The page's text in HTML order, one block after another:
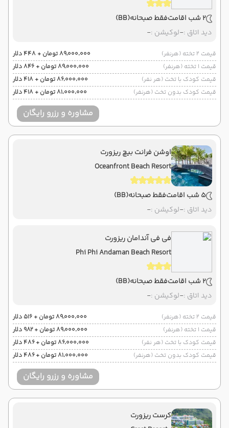
2 شب اقامت فقط صبحانه(BB)
دید اتاق :-لوکیشن :-
قیمت 2 تخته (هرنفر)
۸۹٬۰۰۰٬۰۰۰ تومان + ۴۴۸ دلار
قیمت 1 تخته (هرنفر)
۸۹٬۰۰۰٬۰۰۰ تومان + ۸۴۶ دلار
قیمت کودک با تخت (هر نفر)
۸۶٬۰۰۰٬۰۰۰ تومان + ۴۱۸ دلار
قیمت کودک بدون تخت (هرنفر)
۸۱٬۰۰۰٬۰۰۰ تومان + ۴۱۸ دلار
مشاوره و رزرو رایگان
اوشن فرانت بیچ ریزورت
Oceanfront Beach Resort
5 شب اقامت فقط صبحانه(BB)
دید اتاق :-لوکیشن :-
فی فی آندامان ریزورت
Phi Phi Andaman Beach Resort
2 شب اقامت فقط صبحانه(BB)
دید اتاق :-لوکیشن :-
قیمت 2 تخته (هرنفر)
۸۹٬۰۰۰٬۰۰۰ تومان + ۵۱۶ دلار
قیمت 1 تخته (هرنفر)
۸۹٬۰۰۰٬۰۰۰ تومان + ۹۸۲ دلار
قیمت کودک با تخت (هر نفر)
۸۶٬۰۰۰٬۰۰۰ تومان + ۴۸۶ دلار
قیمت کودک بدون تخت (هرنفر)
۸۱٬۰۰۰٬۰۰۰ تومان + ۴۸۶ دلار
مشاوره و رزرو رایگان
کرست ریزورت